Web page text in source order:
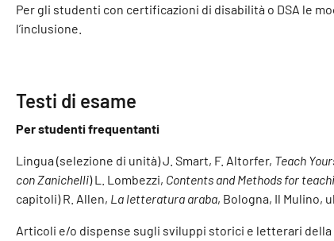
Per gli studenti con certificazioni di disabilità o DSA le
l’inclusione.
Testi di esame
Per studenti frequentanti
Lingua (selezione di unità) J. Smart, F. Altorfer, Teach
con Zanichelli) L. Lombezzi, Contents and Methods for
capitoli) R. Allen, La letteratura araba, Bologna, Il Mulino,
Articoli e/o dispense sugli sviluppi storici e letterari della